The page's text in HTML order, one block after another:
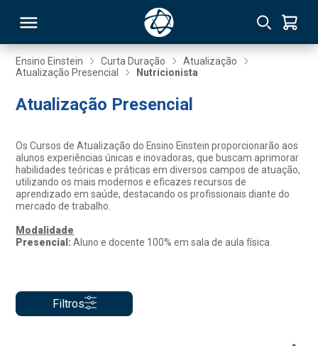
Ensino Einstein Curta Duração
Atualização
Atualização Presencial
Nutricionista
Atualização Presencial
Os Cursos de Atualização do Ensino Einstein proporcionarão aos
alunos experiências únicas e inovadoras, que buscam aprimorar
habilidades teóricas e práticas em diversos campos de atuação,
utilizando os mais modernos e eficazes recursos de
aprendizado em saúde, destacando os profissionais diante do
mercado de trabalho.
Modalidade
Presencial:Aluno e docente 100% em sala de aula física.
Filtros